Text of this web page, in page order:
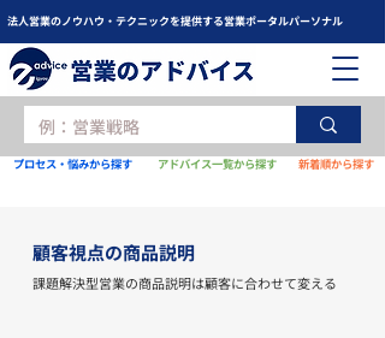
法人営業のノウハウ・テクニックを提供する営業ポータルパーソナル
プロセス・悩みから探す アドバイス一覧から探す 新着順から探す
顧客視点の商品説明
課題解決型営業の商品説明は顧客に合わせて変える